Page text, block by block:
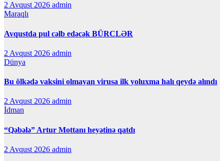
2 Avqust 2026 admin
Maraqlı
Avqustda pul cəlb edəcək BÜRCLƏR
2 Avqust 2026 admin
Dünya
Bu ölkədə vaksini olmayan virusa ilk yoluxma halı qeydə alındı
2 Avqust 2026 admin
İdman
“Qəbələ” Artur Mottanı heyətinə qatdı
2 Avqust 2026 admin